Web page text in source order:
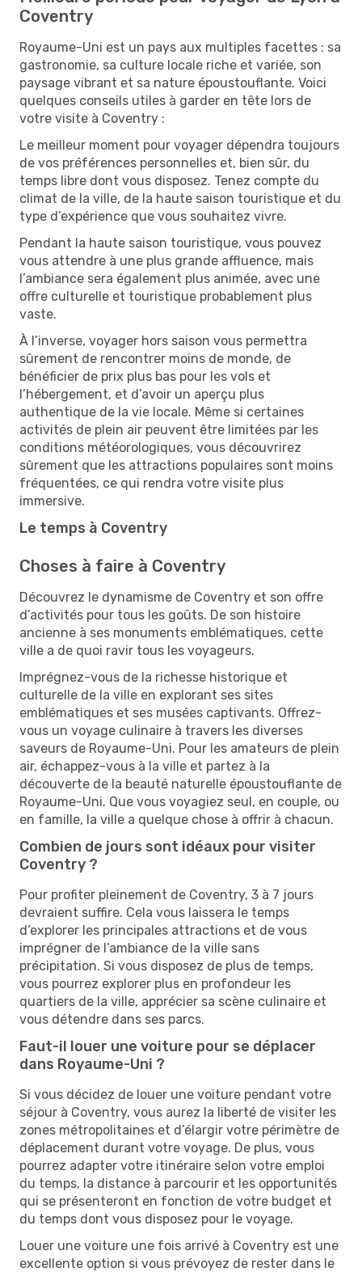
Coventry
Royaume-Uni est un pays aux multiples facettes : sa
gastronomie, sa culture locale riche et variée, son
paysage vibrant et sa nature époustouflante. Voici
quelques conseils utiles à garder en tête lors de
votre visite à Coventry :
Le meilleur moment pour voyager dépendra toujours
de vos préférences personnelles et, bien sûr, du
temps libre dont vous disposez. Tenez compte du
climat de la ville, de la haute saison touristique et du
type d’expérience que vous souhaitez vivre.
Pendant la haute saison touristique, vous pouvez
vous attendre à une plus grande affluence, mais
l’ambiance sera également plus animée, avec une
offre culturelle et touristique probablement plus
vaste.
À l’inverse, voyager hors saison vous permettra
sûrement de rencontrer moins de monde, de
bénéficier de prix plus bas pour les vols et
l’hébergement, et d’avoir un aperçu plus
authentique de la vie locale. Même si certaines
activités de plein air peuvent être limitées par les
conditions météorologiques, vous découvrirez
sûrement que les attractions populaires sont moins
fréquentées, ce qui rendra votre visite plus
immersive.
Le temps à Coventry
Choses à faire à Coventry
Découvrez le dynamisme de Coventry et son offre
d’activités pour tous les goûts. De son histoire
ancienne à ses monuments emblématiques, cette
ville a de quoi ravir tous les voyageurs.
Imprégnez-vous de la richesse historique et
culturelle de la ville en explorant ses sites
emblématiques et ses musées captivants. Offrez-
vous un voyage culinaire à travers les diverses
saveurs de Royaume-Uni. Pour les amateurs de plein
air, échappez-vous à la ville et partez à la
découverte de la beauté naturelle époustouflante de
Royaume-Uni. Que vous voyagiez seul, en couple, ou
en famille, la ville a quelque chose à offrir à chacun.
Combien de jours sont idéaux pour visiter
Coventry ?
Pour profiter pleinement de Coventry, 3 à 7 jours
devraient suffire. Cela vous laissera le temps
d’explorer les principales attractions et de vous
imprégner de l’ambiance de la ville sans
précipitation. Si vous disposez de plus de temps,
vous pourrez explorer plus en profondeur les
quartiers de la ville, apprécier sa scène culinaire et
vous détendre dans ses parcs.
Faut-il louer une voiture pour se déplacer
dans Royaume-Uni ?
Si vous décidez de louer une voiture pendant votre
séjour à Coventry, vous aurez la liberté de visiter les
zones métropolitaines et d’élargir votre périmètre de
déplacement durant votre voyage. De plus, vous
pourrez adapter votre itinéraire selon votre emploi
du temps, la distance à parcourir et les opportunités
qui se présenteront en fonction de votre budget et
du temps dont vous disposez pour le voyage.
Louer une voiture une fois arrivé à Coventry est une
excellente option si vous prévoyez de rester dans le